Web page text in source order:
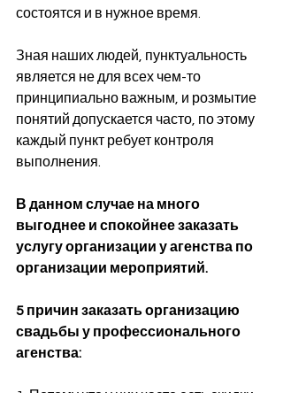
состоятся и в нужное время.
Зная наших людей, пунктуальность
является не для всех чем-то
принципиально важным, и розмытие
понятий допускается часто, по этому
каждый пункт ребует контроля
выполнения.
В данном случае на много
выгоднее и спокойнее заказать
услугу организации у агенства по
организации мероприятий.
5 причин заказать организацию
свадьбы у профессионального
агенства: